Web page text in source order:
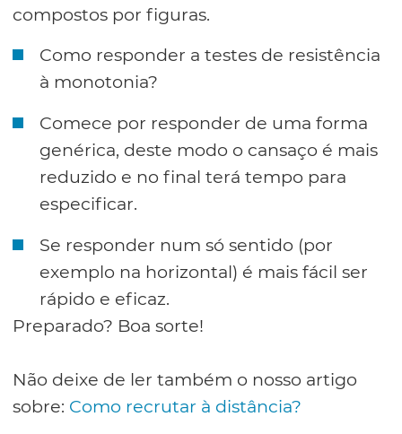
compostos por figuras.
Como responder a testes de resistência
à monotonia?
Comece por responder de uma forma
genérica, deste modo o cansaço é mais
reduzido e no final terá tempo para
especificar.
Se responder num só sentido (por
exemplo na horizontal) é mais fácil ser
rápido e eficaz.
Preparado? Boa sorte!
Não deixe de ler também o nosso artigo
sobre: Como recrutar à distância?